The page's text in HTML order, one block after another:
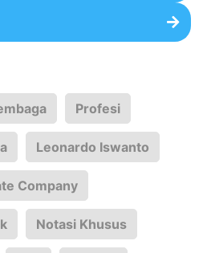
Profesi
Leonardo Iswanto
Company
Notasi Khusus